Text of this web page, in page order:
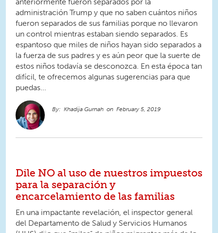
administración Trump y que no saben cuántos niños
fueron separados de sus familias porque no llevaron
un control mientras estaban siendo separados. Es
espantoso que miles de niños hayan sido separados a
la fuerza de sus padres y es aún peor que la suerte de
estos niños todavía se desconozca. En esta época tan
difícil, te ofrecemos algunas sugerencias para que
puedas...
Khadija Gurnah February 5, 2019
Dile NO al uso de nuestros impuestos
para la separación y
encarcelamiento de las familias
En una impactante revelación, el inspector general
del Departamento de Salud y Servicios Humanos